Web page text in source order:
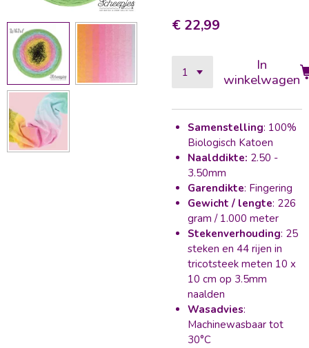
€ 22,99
In
winkelwagen
Samenstelling: 100%
Biologisch Katoen
Naalddikte: 2.50 -
3.50mm
Garendikte: Fingering
Gewicht / lengte: 226
gram / 1.000 meter
Stekenverhouding: 25
steken en 44 rijen in
tricotsteek meten 10 x
10 cm op 3.5mm
naalden
Wasadvies:
Machinewasbaar tot
30°C